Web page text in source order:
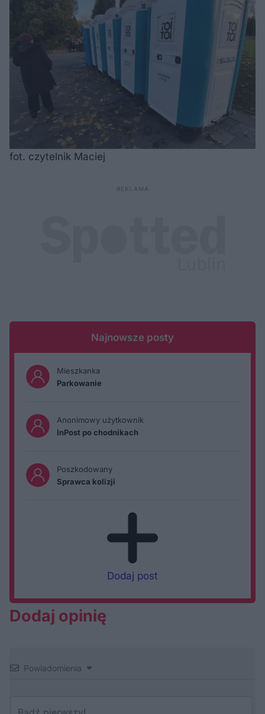
fot. czytelnik Maciej
Najnowsze posty
Mieszkanka
Parkowanie
Anonimowy użytkownik
InPost po chodnikach
Poszkodowany
Sprawca kolizji
Dodaj post
Dodaj opinię
Powiadomienia